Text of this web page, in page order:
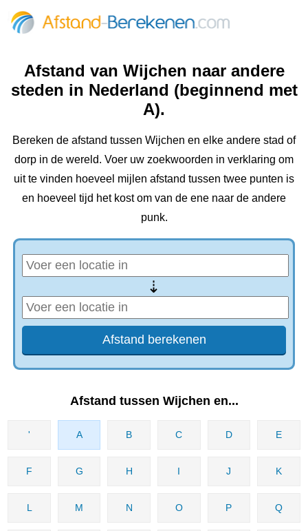
Afstand van Wijchen naar andere
steden in Nederland (beginnend met
A).
Bereken de afstand tussen Wijchen en elke andere stad of
dorp in de wereld. Voer uw zoekwoorden in verklaring om
uit te vinden hoeveel mijlen afstand tussen twee punten is
en hoeveel tijd het kost om van de ene naar de andere
punk.
⇢
Afstand tussen Wijchen en...
' A B C D E
F G H I J K
L M N O P Q